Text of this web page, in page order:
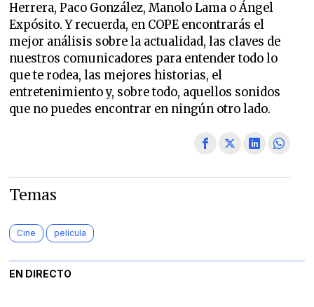
Herrera, Paco González, Manolo Lama o Ángel
Expósito. Y recuerda, en COPE encontrarás el
mejor análisis sobre la actualidad, las claves de
nuestros comunicadores para entender todo lo
que te rodea, las mejores historias, el
entretenimiento y, sobre todo, aquellos sonidos
que no puedes encontrar en ningún otro lado.
Temas
Cine película
EN DIRECTO